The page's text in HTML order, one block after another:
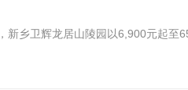
新乡卫辉龙居山陵园以6,900元起至